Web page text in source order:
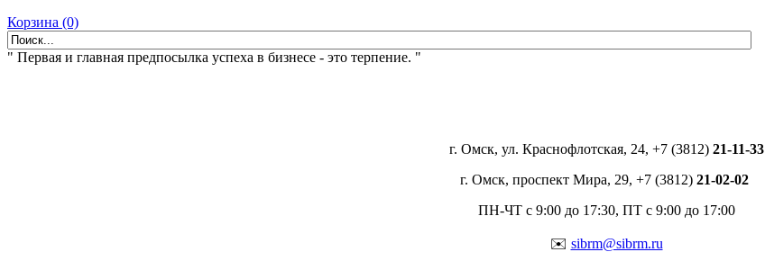
Корзина (0)
" Первая и главная предпосылка успеха в бизнесе - это терпение. "
г. Омск, ул. Краснофлотская, 24, +7 (3812) 21-11-33
г. Омск, проспект Мира, 29, +7 (3812) 21-02-02
ПН-ЧТ с 9:00 до 17:30, ПТ с 9:00 до 17:00
✉️ sibrm@sibrm.ru